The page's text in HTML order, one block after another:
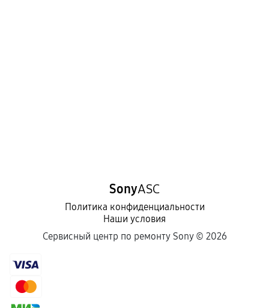
SonyASC
Политика конфиденциальности
Наши условия
Сервисный центр по ремонту Sony © 2026